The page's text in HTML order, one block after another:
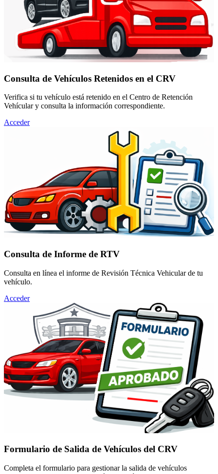
Consulta de Vehículos Retenidos en el CRV
Verifica si tu vehículo está retenido en el Centro de Retención
Vehícular y consulta la información correspondiente.
Acceder
Consulta de Informe de RTV
Consulta en línea el informe de Revisión Técnica Vehicular de tu
vehículo.
Acceder
Formulario de Salida de Vehículos del CRV
Completa el formulario para gestionar la salida de vehículos